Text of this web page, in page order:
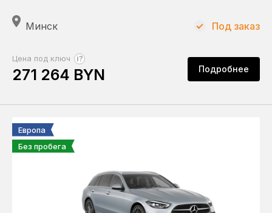
Минск
Цена под ключ ?
271 264 BYN Подробнее
Под заказ
Европа
Без пробега